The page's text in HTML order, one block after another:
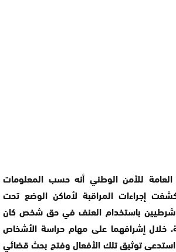
العامة للأمن الوطني أنه حسب المعلومات
إجراءات المراقبة لأماكن الوضع تحت
شرطيين باستخدام العنف في حق شخص كان
خلال إشرافهما على مهام حراسة الأشخاص
توثيق تلك الأفعال وفتح بحث قضائي